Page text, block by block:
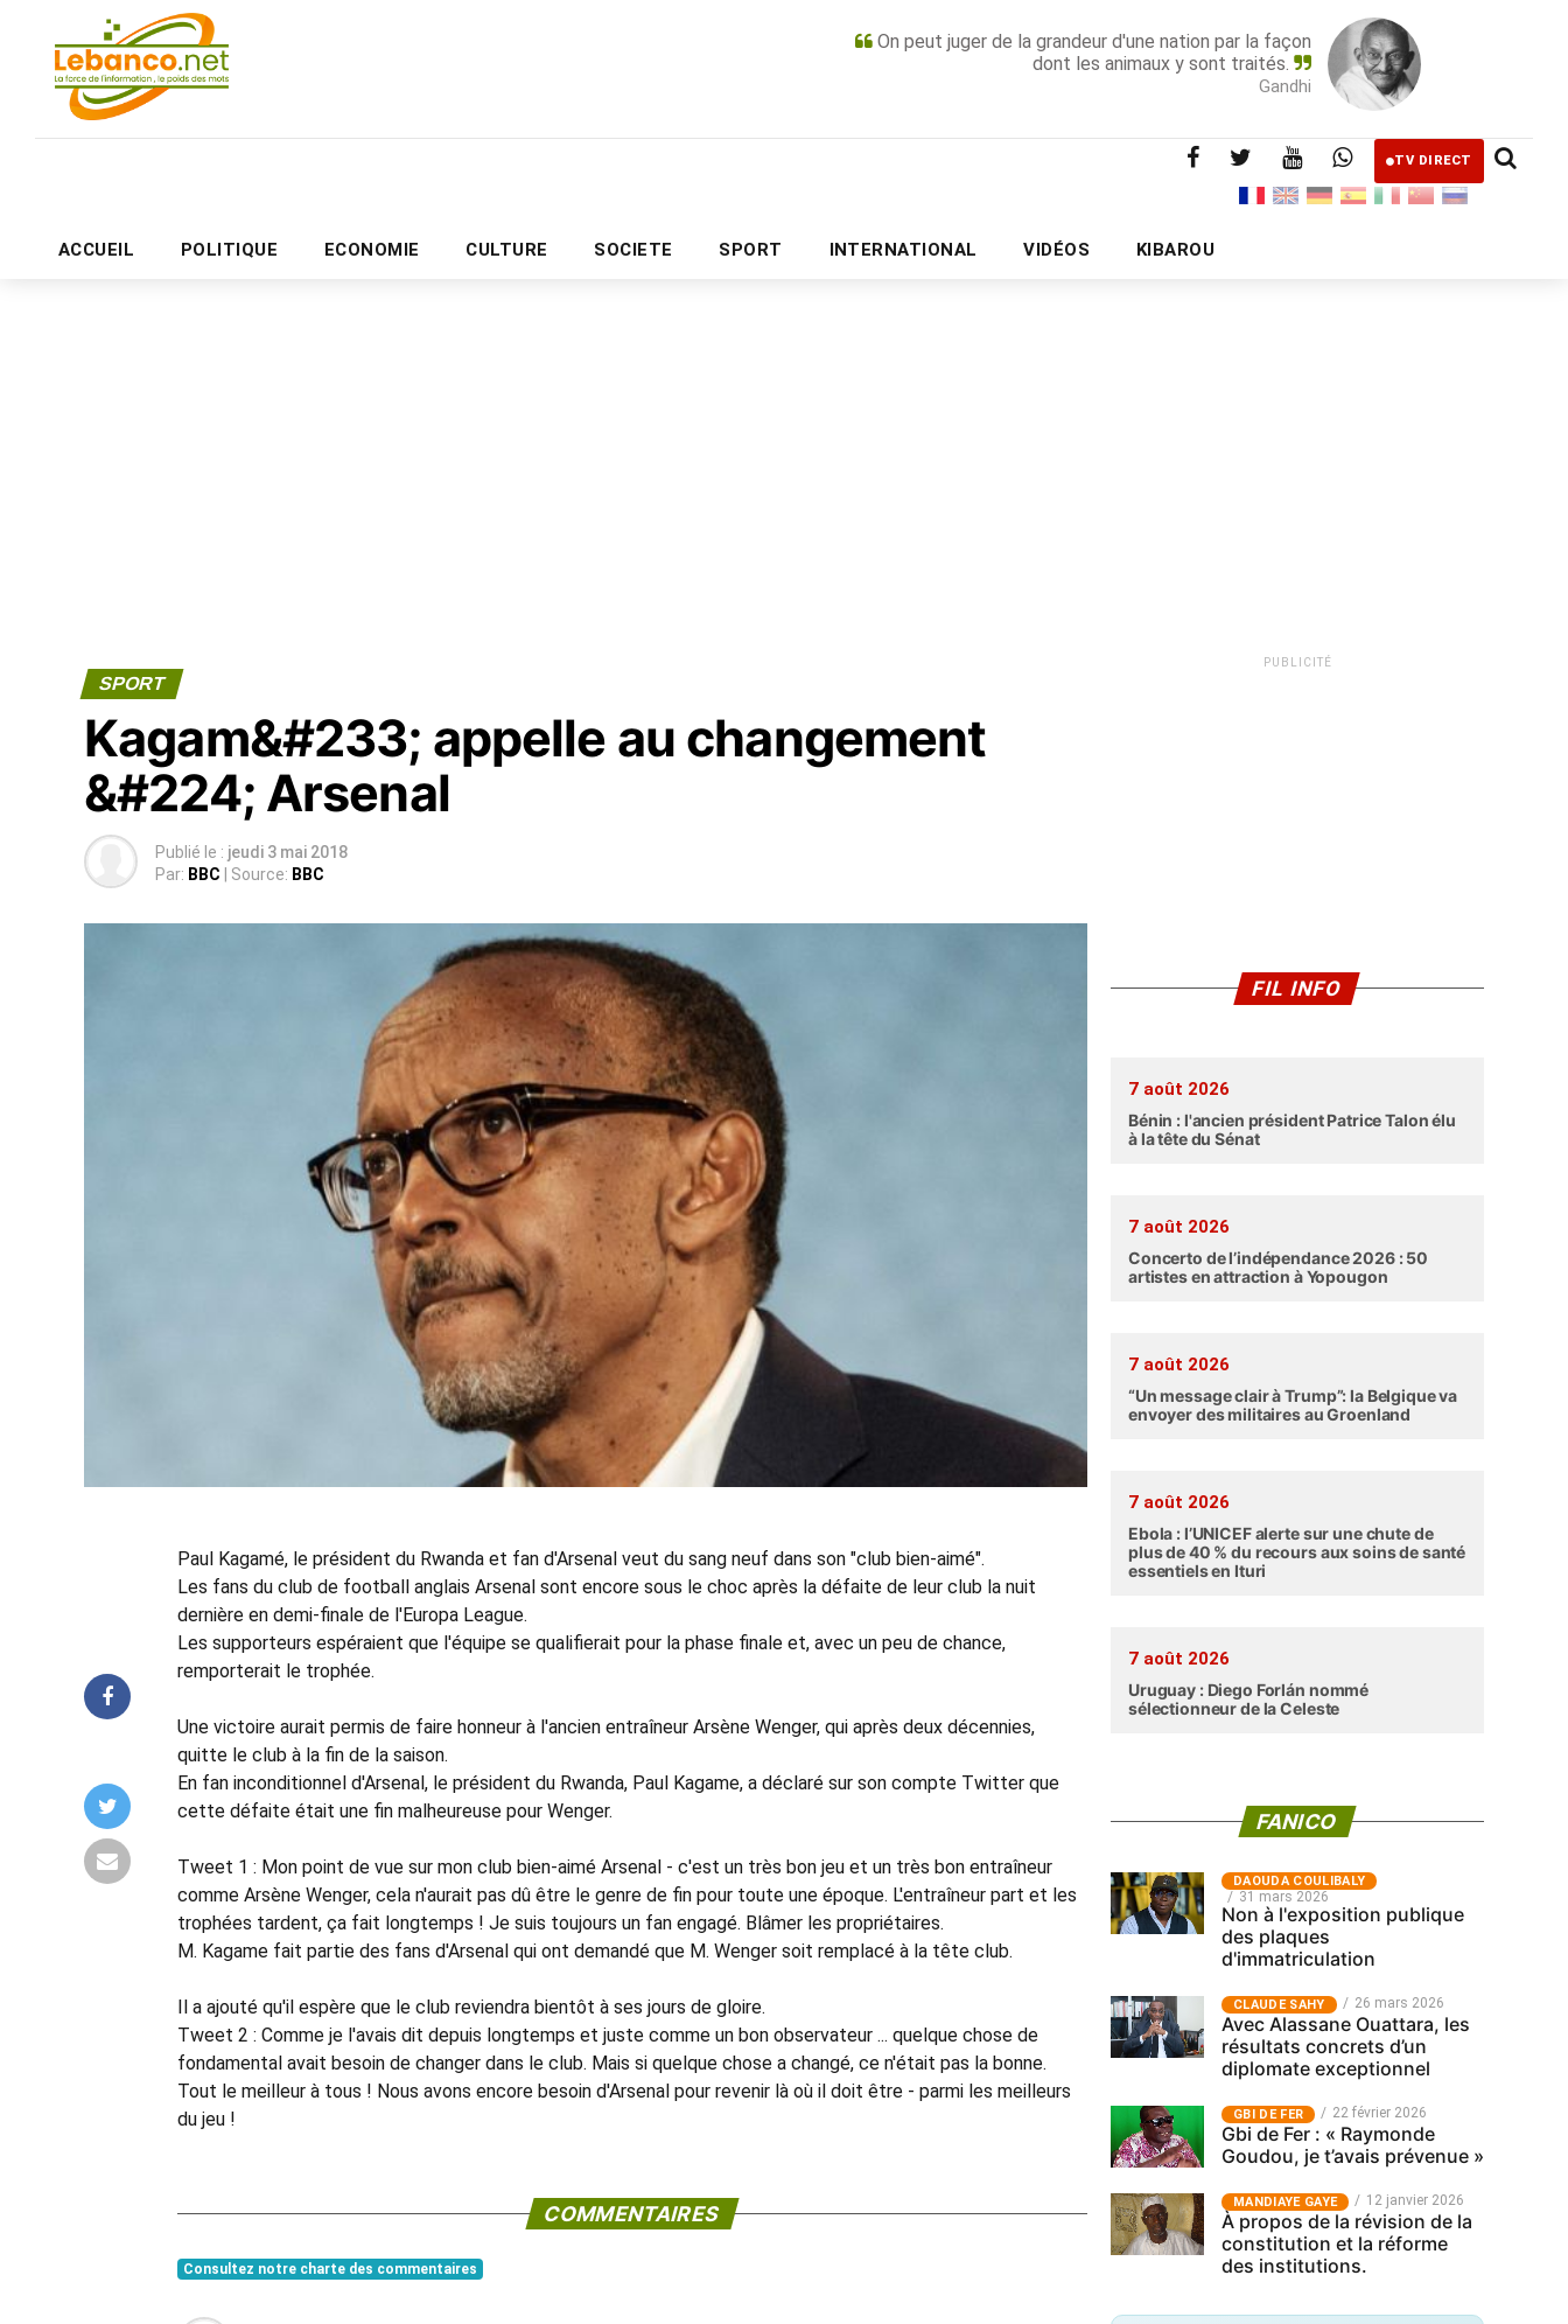
On peut juger de la grandeur d'une nation par la façon
dont les animaux y sont traités.
Gandhi
TV DIRECT
ACCUEIL POLITIQUE ECONOMIE CULTURE SOCIETE SPORT INTERNATIONAL VIDÉOS KIBAROU
PUBLICITÉ
SPORT
Kagam&#233; appelle au changement
&#224; Arsenal
Publié le : jeudi 3 mai 2018
Par: BBC | Source: BBC
Paul Kagamé, le président du Rwanda et fan d'Arsenal veut du sang neuf dans son "club bien-aimé".
Les fans du club de football anglais Arsenal sont encore sous le choc après la défaite de leur club la nuit
dernière en demi-finale de l'Europa League.
Les supporteurs espéraient que l'équipe se qualifierait pour la phase finale et, avec un peu de chance,
remporterait le trophée.
Une victoire aurait permis de faire honneur à l'ancien entraîneur Arsène Wenger, qui après deux décennies,
quitte le club à la fin de la saison.
En fan inconditionnel d'Arsenal, le président du Rwanda, Paul Kagame, a déclaré sur son compte Twitter que
cette défaite était une fin malheureuse pour Wenger.
Tweet 1 : Mon point de vue sur mon club bien-aimé Arsenal - c'est un très bon jeu et un très bon entraîneur
comme Arsène Wenger, cela n'aurait pas dû être le genre de fin pour toute une époque. L'entraîneur part et les
trophées tardent, ça fait longtemps ! Je suis toujours un fan engagé. Blâmer les propriétaires.
M. Kagame fait partie des fans d'Arsenal qui ont demandé que M. Wenger soit remplacé à la tête club.
Il a ajouté qu'il espère que le club reviendra bientôt à ses jours de gloire.
Tweet 2 : Comme je l'avais dit depuis longtemps et juste comme un bon observateur ... quelque chose de
fondamental avait besoin de changer dans le club. Mais si quelque chose a changé, ce n'était pas la bonne.
Tout le meilleur à tous ! Nous avons encore besoin d'Arsenal pour revenir là où il doit être - parmi les meilleurs
du jeu !
COMMENTAIRES
Consultez notre charte des commentaires
PUBLICITÉ
FIL INFO
7 août 2026
Bénin : l'ancien président Patrice Talon élu
à la tête du Sénat
7 août 2026
Concerto de l’indépendance 2026 : 50
artistes en attraction à Yopougon
7 août 2026
“Un message clair à Trump”: la Belgique va
envoyer des militaires au Groenland
7 août 2026
Ebola : l’UNICEF alerte sur une chute de
plus de 40 % du recours aux soins de santé
essentiels en Ituri
7 août 2026
Uruguay : Diego Forlán nommé
sélectionneur de la Celeste
FANICO
‎DAOUDA COULIBALY
31 mars 2026
Non à l'exposition publique
des plaques
d'immatriculation
CLAUDE SAHY 26 mars 2026
Avec Alassane Ouattara, les
résultats concrets d’un
diplomate exceptionnel
GBI DE FER 22 février 2026
Gbi de Fer : « Raymonde
Goudou, je t’avais prévenue »
MANDIAYE GAYE 12 janvier 2026
À propos de la révision de la
constitution et la réforme
des institutions.